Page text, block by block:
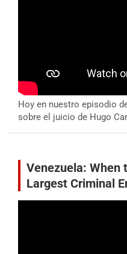
Hoy en nuestro episodio
sobre el juicio de Hugo
Venezuela: When
Largest Criminal